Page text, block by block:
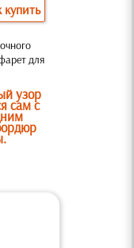
купить
для
узор
сам с